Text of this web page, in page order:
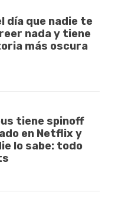
día que nadie te
nada y tiene
más oscura
tiene spinoff
en Netflix y
lo sabe: todo